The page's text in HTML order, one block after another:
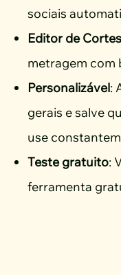
sociais
Editor de Cortes
metragem com
Personalizável:
gerais e salve
use
Teste gratuito:
ferramenta